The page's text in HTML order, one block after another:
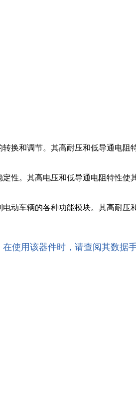
换和调节。其高耐压和低导通电
性。其高电压和低导通电阻特性
动车辆的各种功能模块。其高耐
使用该器件时，请查阅其数据